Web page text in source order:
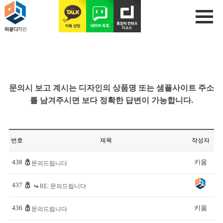
문의시 보고 계시는 디자인의 상품명 또는 샘플사이트 주소
를 남겨주시면 보다 정확한 답변이 가능합니다.
번호 제목 작성자
438 문의드립니다 키움
437 RE: 문의드립니다
436 문의드립니다 키움